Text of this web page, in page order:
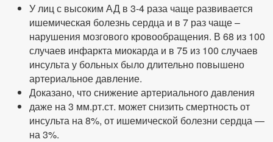
У лиц с высоким АД в 3-4 раза чаще развивается
ишемическая болезнь сердца и в 7 раз чаще –
нарушения мозгового кровообращения. В 68 из 100
случаев инфаркта миокарда и в 75 из 100 случаев
инсульта у больных было длительно повышено
артериальное давление.
Доказано, что снижение артериального давления
даже на 3 мм.рт.ст. может снизить смертность от
инсульта на 8%, от ишемической болезни сердца —
на 3%.